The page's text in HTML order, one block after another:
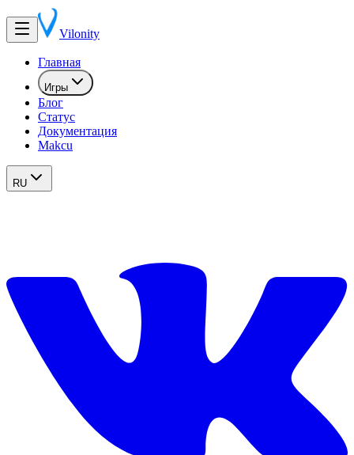
Vilonity
Главная
Игры
Блог
Статус
Документация
Makcu
RU